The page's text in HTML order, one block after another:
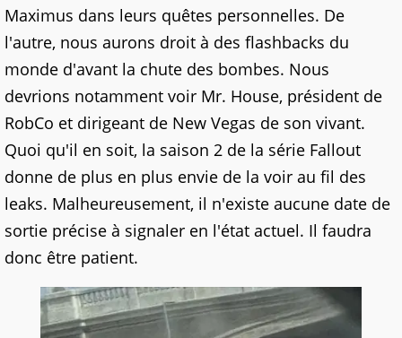
Maximus dans leurs quêtes personnelles. De
l'autre, nous aurons droit à des flashbacks du
monde d'avant la chute des bombes. Nous
devrions notamment voir Mr. House, président de
RobCo et dirigeant de New Vegas de son vivant.
Quoi qu'il en soit, la saison 2 de la série Fallout
donne de plus en plus envie de la voir au fil des
leaks. Malheureusement, il n'existe aucune date de
sortie précise à signaler en l'état actuel. Il faudra
donc être patient.